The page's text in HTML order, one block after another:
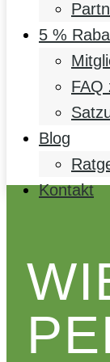
5 %
FAQ
Blog
Kontakt